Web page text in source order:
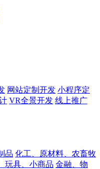
网站定制开发 小程序定
VR全景开发 线上推广
品 化工、原材料、农畜牧
玩具、小商品 金融、物